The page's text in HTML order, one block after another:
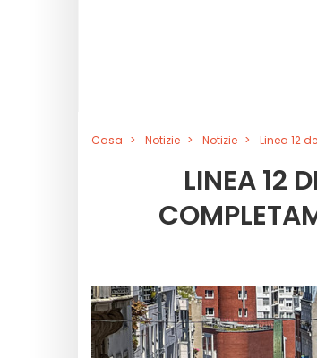
Casa Notizie Notizie Linea 12
LINEA 12